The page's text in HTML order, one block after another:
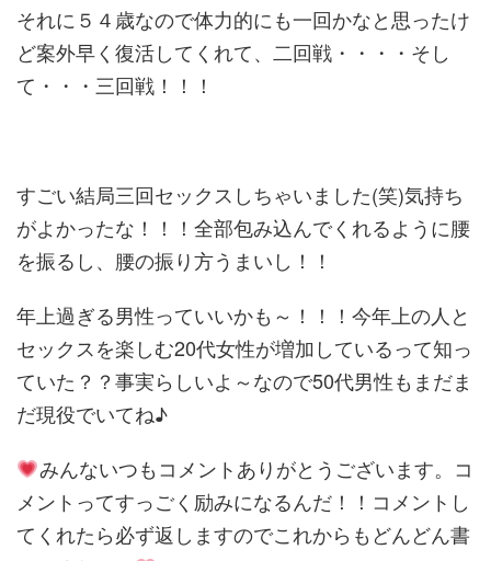
それに５４歳なので体力的にも一回かなと思ったけ
ど案外早く復活してくれて、二回戦・・・・そし
て・・・三回戦！！！
すごい結局三回セックスしちゃいました(笑)気持ち
がよかったな！！！全部包み込んでくれるように腰
を振るし、腰の振り方うまいし！！
年上過ぎる男性っていいかも～！！！今年上の人と
セックスを楽しむ20代女性が増加しているって知っ
ていた？？事実らしいよ～なので50代男性もまだま
だ現役でいてね♪
みんないつもコメントありがとうございます。コ
メントってすっごく励みになるんだ！！コメントし
てくれたら必ず返しますのでこれからもどんどん書